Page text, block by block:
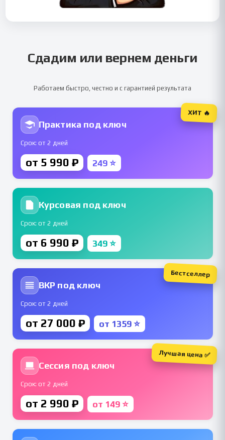
Сдадим или вернем деньги
Работаем быстро, честно и с гарантией результата
Практика под ключ
Срок: от 2 дней
от 5 990 ₽ 249 ⭐
ХИТ 🔥
Курсовая под ключ
Срок: от 2 дней
от 6 990 ₽ 349 ⭐
ВКР под ключ
Срок: от 2 дней
от 27 000 ₽ от 1359 ⭐
Бестселлер
Сессия под ключ
Срок: от 2 дней
от 2 990 ₽ от 149 ⭐
Лучшая цена ✅